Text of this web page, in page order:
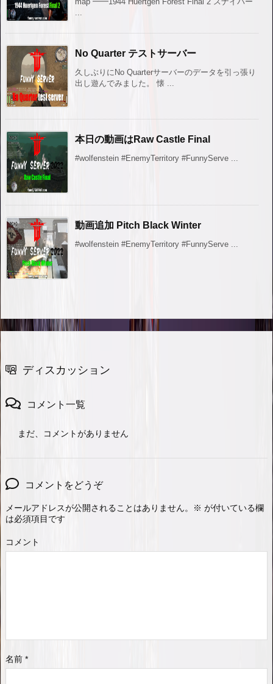
...
No Quarter テストサーバー
久しぶりにNo Quarterサーバーのデータを引っ張り
出し遊んでみました。 懐 ...
本日の動画はRaw Castle Final
#wolfenstein #EnemyTerritory #FunnyServe ...
動画追加 Pitch Black Winter
#wolfenstein #EnemyTerritory #FunnyServe ...
ディスカッション
コメント一覧
まだ、コメントがありません
コメントをどうぞ
メールアドレスが公開されることはありません。 ※ が付いている欄
は必須項目です
コメント
名前 *